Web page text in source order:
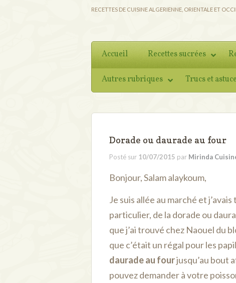
RECETTES DE CUISINE ALGERIENNE, ORIENTALE ET
Accueil Recettes sucrées
Autres rubriques Trucs et
Dorade ou daurade au four
Posté sur 10/07/2015 par Mirinda
Bonjour, Salam alaykoum,
Je suis allée au marché et
particulier, de la dorade ou
que j’ai trouvé chez Naouel du
que c’était un régal pour les
daurade au fourjusqu’au bout
pouvez demander à votre